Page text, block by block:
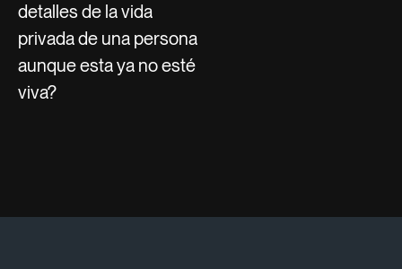
detalles de la vida
privada de una persona
aunque esta ya no esté
viva?